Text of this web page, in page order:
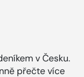
v Česku.
přečte více